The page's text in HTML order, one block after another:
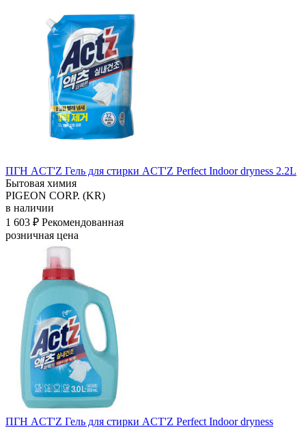
ПГН ACT'Z Гель для стирки ACT'Z Perfect Indoor dryness 2.2L
Бытовая химия
PIGEON CORP. (KR)
в наличии
1 603 ₽ Рекомендованная
розничная цена
ПГН ACT'Z Гель для стирки ACT'Z Perfect Indoor dryness